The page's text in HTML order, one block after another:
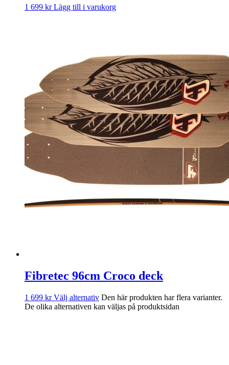
1 699 kr Lägg till i varukorg
Fibretec 96cm Croco deck
1 699 kr Välj alternativ Den här produkten har flera varianter.
De olika alternativen kan väljas på produktsidan